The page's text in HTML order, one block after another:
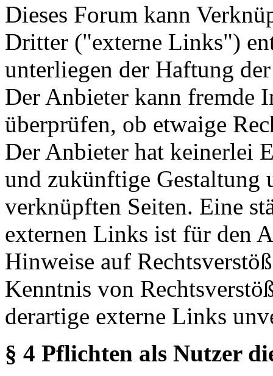
Dieses Forum kann
Dritter ("externe Links")
unterliegen der Haftung
Der Anbieter kann fremde
überprüfen, ob etwaige
Der Anbieter hat keinerlei
und zukünftige Gestaltung
verknüpften Seiten. Eine
externen Links ist für den
Hinweise auf
Kenntnis von
derartige externe Links
§ 4 Pflichten als Nutzer